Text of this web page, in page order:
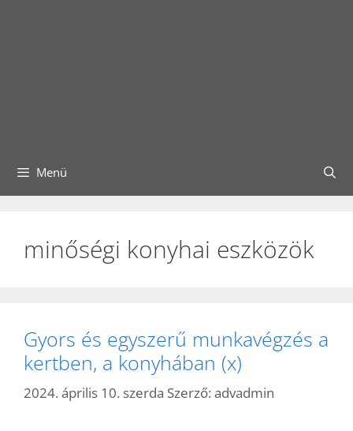
Menü
minőségi konyhai eszközök
Gyors és egyszerű munkavégzés a
kertben, a konyhában (x)
2024. április 10. szerda Szerző: advadmin